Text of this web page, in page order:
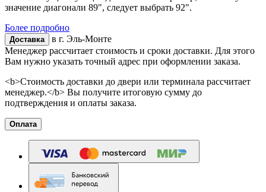
значение диагонали 89", следует выбрать 92".
Более подробно
Доставка в г. Эль-Монте
Менеджер рассчитает стоимость и сроки доставки. Для этого
Вам нужно указать точный адрес при оформлении заказа.
<b>Стоимость доставки до двери или терминала рассчитает
менеджер.</b> Вы получите итоговую сумму до
подтверждения и оплаты заказа.
Оплата